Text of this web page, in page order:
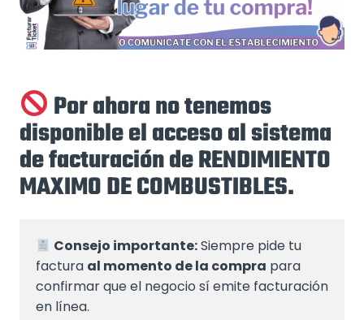
Por ahora no tenemos
disponible el acceso al sistema
de facturación de RENDIMIENTO
MAXIMO DE COMBUSTIBLES.
Consejo importante: Siempre pide tu
factura al momento de la compra para
confirmar que el negocio sí emite facturación
en línea.